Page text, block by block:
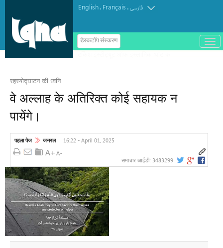
English. Français.فارسی
डेस्कटॉप संस्करण
ب
ا
रहस्योद्घाटन की ध्वनि
वे अल्लाह के अतिरिक्त कोई सहायक न
पायेंगे।
पहला पेज जनरल 16:22 - April 01, 2025
समाचार आईडी: 3483299